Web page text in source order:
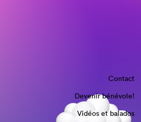
Contact
Devenir bénévole!
Vidéos et balados